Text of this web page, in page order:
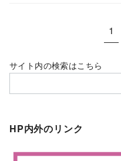
1
サイト内の検索はこちら
HP内外のリンク